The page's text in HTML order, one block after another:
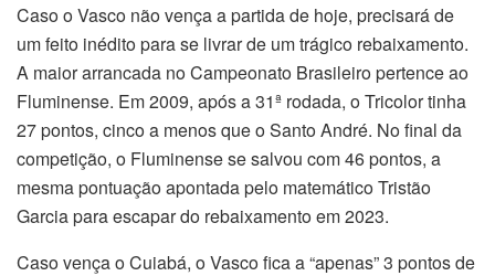
Caso o Vasco não vença a partida de hoje, precisará de
um feito inédito para se livrar de um trágico rebaixamento.
A maior arrancada no Campeonato Brasileiro pertence ao
Fluminense. Em 2009, após a 31ª rodada, o Tricolor tinha
27 pontos, cinco a menos que o Santo André. No final da
competição, o Fluminense se salvou com 46 pontos, a
mesma pontuação apontada pelo matemático Tristão
Garcia para escapar do rebaixamento em 2023.
Caso vença o Cuiabá, o Vasco fica a “apenas” 3 pontos de